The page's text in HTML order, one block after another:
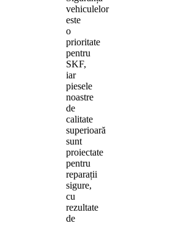
vehiculelor
este
o
prioritate
pentru
SKF,
iar
piesele
noastre
de
calitate
superioară
sunt
proiectate
pentru
reparații
sigure,
cu
rezultate
de